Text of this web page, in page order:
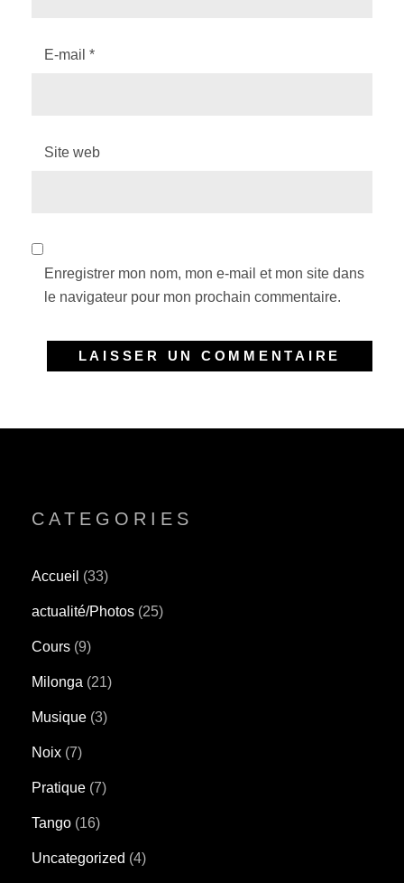
E-mail *
Site web
Enregistrer mon nom, mon e-mail et mon site dans
le navigateur pour mon prochain commentaire.
CATEGORIES
Accueil (33)
actualité/Photos (25)
Cours (9)
Milonga (21)
Musique (3)
Noix (7)
Pratique (7)
Tango (16)
Uncategorized (4)